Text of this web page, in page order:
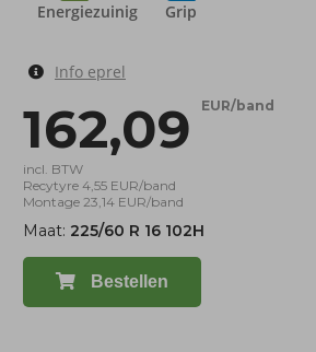
Energiezuinig Grip
Info eprel
162,09 EUR/band
incl. BTW
Recytyre 4,55 EUR/band
Montage 23,14 EUR/band
Maat: 225/60 R 16 102H
Bestellen